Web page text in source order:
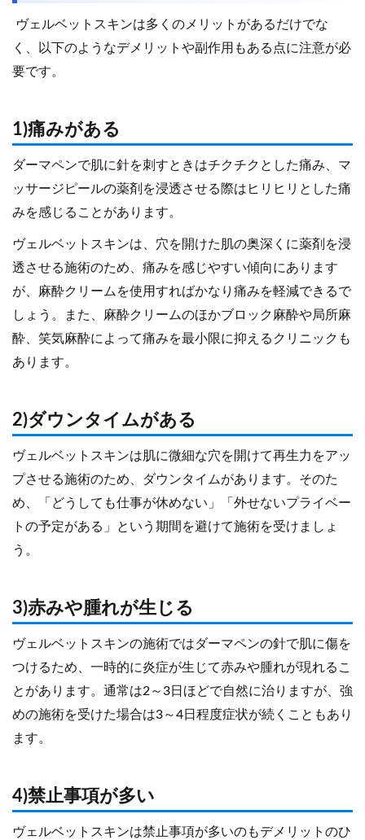
ヴェルベットスキンは多くのメリットがあるだけでな
く、以下のようなデメリットや副作用もある点に注意が必
要です。
1)痛みがある
ダーマペンで肌に針を刺すときはチクチクとした痛み、マ
ッサージピールの薬剤を浸透させる際はヒリヒリとした痛
みを感じることがあります。
ヴェルベットスキンは、穴を開けた肌の奥深くに薬剤を浸
透させる施術のため、痛みを感じやすい傾向にあります
が、麻酔クリームを使用すればかなり痛みを軽減できるで
しょう。また、麻酔クリームのほかブロック麻酔や局所麻
酔、笑気麻酔によって痛みを最小限に抑えるクリニックも
あります。
2)ダウンタイムがある
ヴェルベットスキンは肌に微細な穴を開けて再生力をアッ
プさせる施術のため、ダウンタイムがあります。そのた
め、「どうしても仕事が休めない」「外せないプライベー
トの予定がある」という期間を避けて施術を受けましょ
う。
3)赤みや腫れが生じる
ヴェルベットスキンの施術ではダーマペンの針で肌に傷を
つけるため、一時的に炎症が生じて赤みや腫れが現れるこ
とがあります。通常は2～3日ほどで自然に治りますが、強
めの施術を受けた場合は3～4日程度症状が続くこともあり
ます。
4)禁止事項が多い
ヴェルベットスキンは禁止事項が多いのもデメリットのひ